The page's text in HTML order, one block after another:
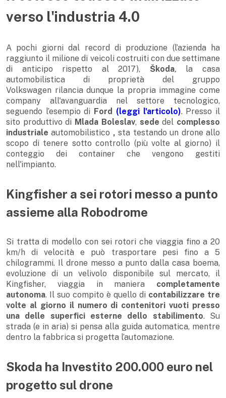
verso l'industria 4.0
A pochi giorni dal record di produzione (l’azienda ha
raggiunto il milione di veicoli costruiti con due settimane
di anticipo rispetto al 2017), Škoda, la casa
automobilistica di proprietà del gruppo
Volkswagen rilancia dunque la propria immagine come
company all'avanguardia nel settore tecnologico,
seguendo l’esempio di Ford (leggi l'articolo). Presso il
sito produttivo di Mlada Boleslav, sededel complesso
industrialeautomobilistico , sta testando un drone allo
scopo di tenere sotto controllo (più volte al giorno) il
conteggio dei container che vengono gestiti
nell'impianto.
Kingfisher a sei rotori messo a punto
assieme alla Robodrome
Si tratta di modello con sei rotori che viaggia fino a 20
km/h di velocità e può trasportare pesi fino a 5
chilogrammi. Il drone messo a punto dalla casa boema,
evoluzione di un velivolo disponibile sul mercato, il
Kingfisher, viaggia in maniera completamente
autonoma. Il suo compito è quello di contabilizzare tre
volte al giorno il numero di contenitori vuoti presso
una delle superfici esterne dello stabilimento. Su
strada (e in aria) si pensa alla guida automatica, mentre
dentro la fabbrica si progetta l’automazione.
​Skoda ha Investito 200.000 euro nel
progetto sul drone